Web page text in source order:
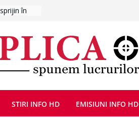
Poliției
ÎN
STIRI INFO HD EMISIUNI INFO HD